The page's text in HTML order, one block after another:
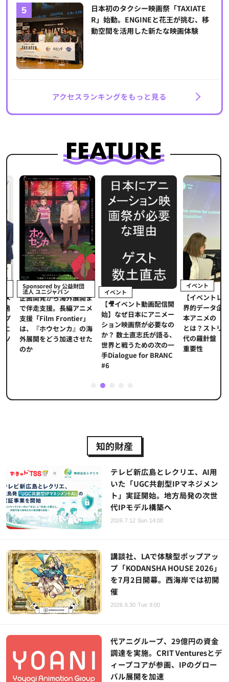
日本初のタクシー映画祭「TAXIATE
R」始動。ENGINEと花王が挑む、移
動空間を活用した新たな映画体験
アクセスランキングをもっと見る
Sponsored by 公益財団
法人 ユニジャパン
企画開発から海外展開ま
で伴走支援。長編アニメ
支援「Film Frontier」
は、『ホウセンカ』の海
外展開をどう加速させた
のか
イベント
【🎥イベント動画配信開
始】なぜ日本にアニメー
ション映画祭が必要なの
か？ 数土直志氏が語る、
世界と戦うための次の一
手Dialogue for BRANC
#6
イベント
【イベントレポ
界的データ企業
本アニメの「真
とは？ストリー
代の羅針盤「デ
重要性
2
知的財産
テレビ新広島とレクリエ、AI用
いた「UGC共創型IPマネジメン
ト」実証開始。地方局発の次世
代IPモデル構築へ
2026.7.12 Sun 14:00
講談社、LAで体験型ポップアッ
プ「KODANSHA HOUSE 2026」
を7月2日開幕。西海岸では初開
催
2026.6.30 Tue 9:00
代アニグループ、29億円の資金
調達を実施。CRIT Venturesとデ
ィープコアが参画、IPのグロー
バル展開を加速